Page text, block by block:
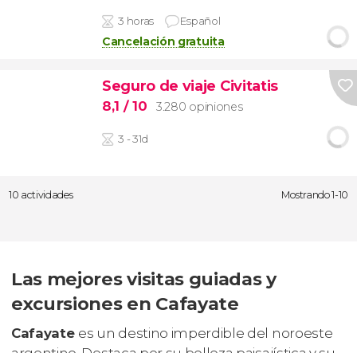
3 horas Español
Cancelación gratuita
Seguro de viaje Civitatis
8,1 / 10 3.280 opiniones
3 - 31d
10 actividades Mostrando 1-10
Las mejores visitas guiadas y
excursiones en Cafayate
Cafayate es un destino imperdible del noroeste